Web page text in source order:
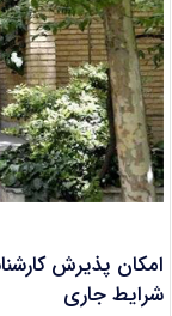
شرایط جاری